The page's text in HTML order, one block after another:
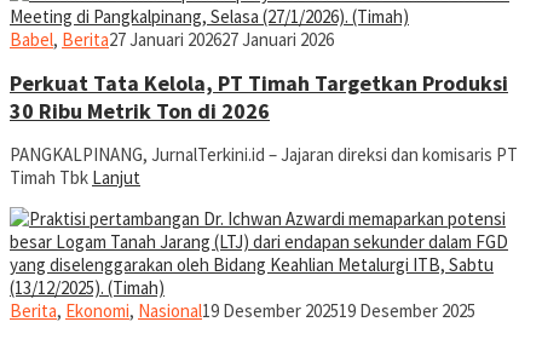
Babel, BeritaRusdianto
27 Januari 202627 Januari 2026
Perkuat Tata Kelola, PT Timah Targetkan Produksi
30 Ribu Metrik Ton di 2026
PANGKALPINANG, JurnalTerkini.id – Jajaran direksi dan komisaris PT
Timah Tbk Lanjut
Berita, Ekonomi, Nasionaljurnal
19 Desember 202519 Desember 2025